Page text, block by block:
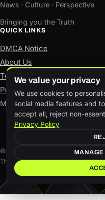
News · Culture · Perspective
Bringing you the Truth
QUICK LINKS
DMCA Notice
About Us
Terms of Use
Privacy Policy
Manage consent
© The Aspect Ratio. All rights
This site is available in both
We value your privacy
We use cookies to
social media features and
accept all, reject non-
Privacy Policy